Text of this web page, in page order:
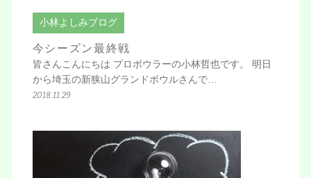
小林よしみブログ
今シーズン最終戦
皆さんこんにちは プロボウラーの小林哲也です。 明日
から埼玉の新狭山グランドボウルさんで…
2018.11.29